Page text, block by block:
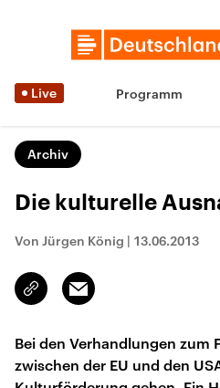
Live Programm
Archiv
Die kulturelle
Von Jürgen König | 13.06.2013
Link
kopieren/teilen
Email
Bei den Verhandlungen zum
zwischen der EU und den